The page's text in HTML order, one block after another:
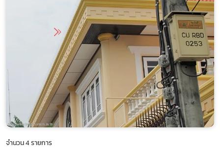
จำนวน 4 รายการ